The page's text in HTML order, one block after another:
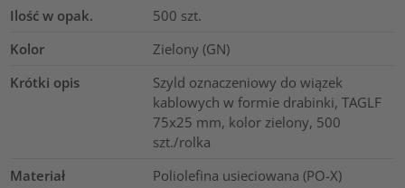
Ilość w opak.
500 szt.
Kolor
Zielony (GN)
Krótki opis
Szyld oznaczeniowy do wiązek
kablowych w formie drabinki, TAGLF
75x25 mm, kolor zielony, 500
szt./rolka
Materiał
Poliolefina usieciowana (PO-X)